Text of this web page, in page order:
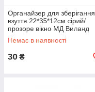
Органайзер для зберігання
взуття 22*35*12см сірий/
прозоре вікно МД Виланд
Немає в наявності
30 ₴